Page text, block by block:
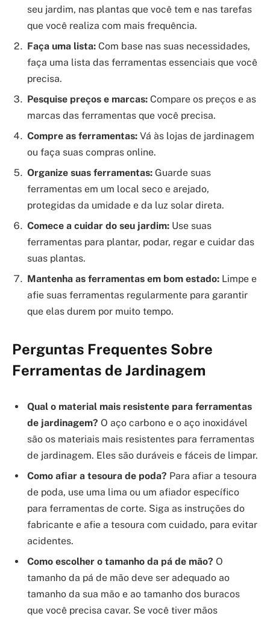
seu jardim, nas plantas que você tem e nas tarefas
que você realiza com mais frequência.
Faça uma lista: Com base nas suas necessidades,
faça uma lista das ferramentas essenciais que você
precisa.
Pesquise preços e marcas: Compare os preços e as
marcas das ferramentas que você precisa.
Compre as ferramentas: Vá às lojas de jardinagem
ou faça suas compras online.
Organize suas ferramentas: Guarde suas
ferramentas em um local seco e arejado,
protegidas da umidade e da luz solar direta.
Comece a cuidar do seu jardim: Use suas
ferramentas para plantar, podar, regar e cuidar das
suas plantas.
Mantenha as ferramentas em bom estado: Limpe e
afie suas ferramentas regularmente para garantir
que elas durem por muito tempo.
Perguntas Frequentes Sobre
Ferramentas de Jardinagem
Qual o material mais resistente para ferramentas
de jardinagem? O aço carbono e o aço inoxidável
são os materiais mais resistentes para ferramentas
de jardinagem. Eles são duráveis e fáceis de limpar.
Como afiar a tesoura de poda? Para afiar a tesoura
de poda, use uma lima ou um afiador específico
para ferramentas de corte. Siga as instruções do
fabricante e afie a tesoura com cuidado, para evitar
acidentes.
Como escolher o tamanho da pá de mão? O
tamanho da pá de mão deve ser adequado ao
tamanho da sua mão e ao tamanho dos buracos
que você precisa cavar. Se você tiver mãos